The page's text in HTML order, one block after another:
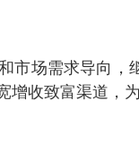
市场需求导向
增收致富渠道，